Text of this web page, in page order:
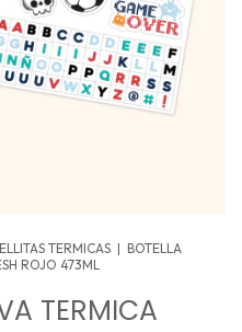
TERMICAS | BOTELLA
ROJO 473ML
TERMICA